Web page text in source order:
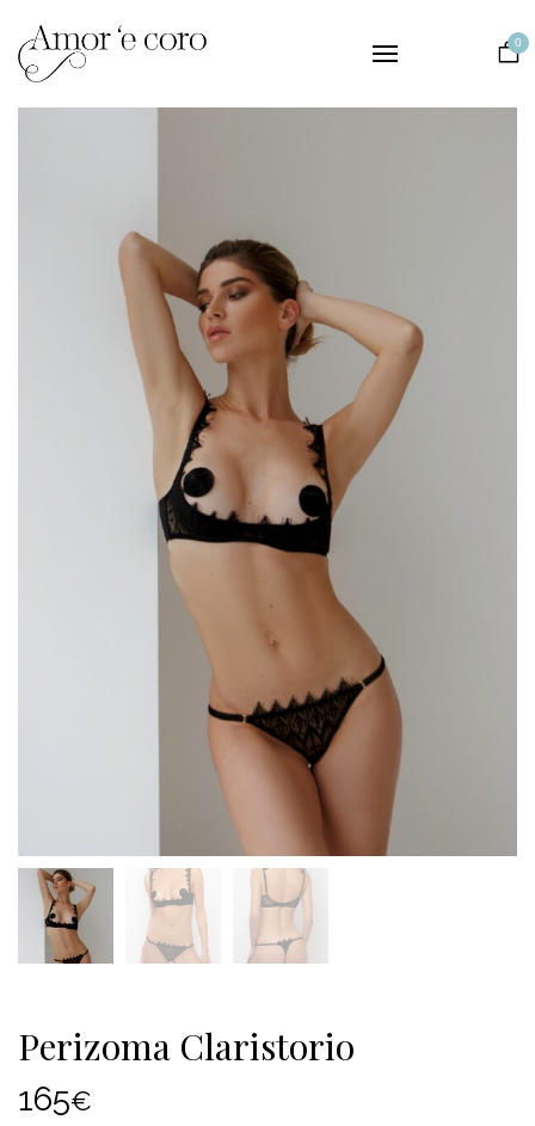
0
Intimo
Perizoma Claristorio
165€